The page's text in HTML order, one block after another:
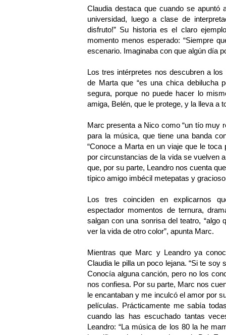
Claudia destaca que cuando se apuntó
universidad, luego a clase de
disfruto!” Su historia es el claro
momento menos esperado: “Siempre
escenario. Imaginaba con que algún día
Los tres intérpretes nos descubren a
de Marta que “es una chica debilucha
segura, porque no puede hacer lo
amiga, Belén, que le protege, y la lleva a
Marc presenta a Nico como “un tío muy
para la música, que tiene una banda
“Conoce a Marta en un viaje que le
por circunstancias de la vida se vuelven
que, por su parte, Leandro nos cuenta
típico amigo imbécil metepatas y
Los tres coinciden en explicarnos
espectador momentos de ternura,
salgan con una sonrisa del teatro,
ver la vida de otro color”, apunta Marc.
Mientras que Marc y Leandro ya
Claudia le pilla un poco lejana. “Si te
Conocía alguna canción, pero no los
nos confiesa. Por su parte, Marc nos
le encantaban y me inculcó el amor por
películas. Prácticamente me sabía
cuando las has escuchado tantas
Leandro: “La música de los 80 la he